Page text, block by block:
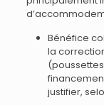
Bénéfice
la
justifier,